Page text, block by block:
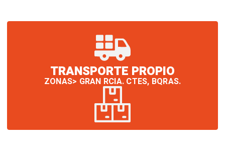
TRANSPORTE PROPIO
ZONAS> GRAN RCIA. CTES, BQRAS.